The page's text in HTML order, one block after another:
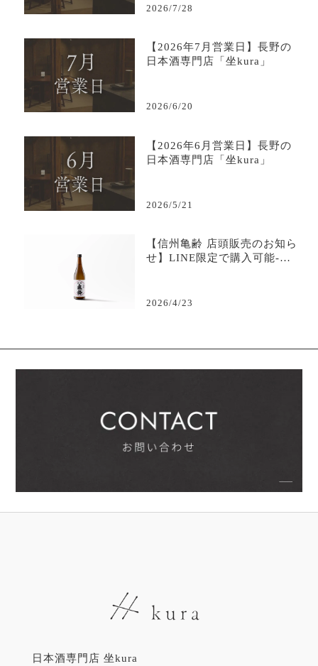
2026/7/28
【2026年7月営業日】長野の
日本酒専門店「坐kura」
2026/6/20
【2026年6月営業日】長野の
日本酒専門店「坐kura」
2026/5/21
【信州亀齢 店頭販売のお知ら
せ】LINE限定で購入可能-日
2026/4/23
日本酒専門店 坐kura